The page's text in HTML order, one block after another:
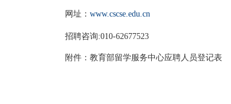
网址： www.cscse.edu.cn
招聘咨询:010-62677523
附件：教育部留学服务中心应聘人员登记表